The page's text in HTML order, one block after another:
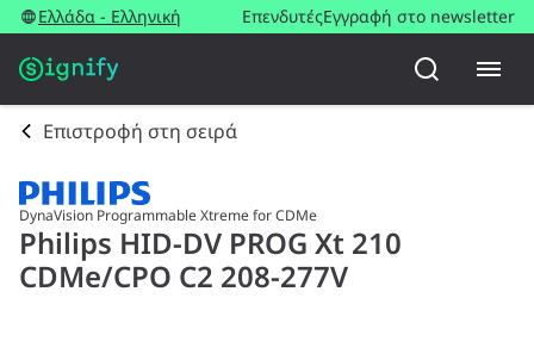
Ελλάδα - Ελληνική ΕπενδυτέςΕγγραφή στο newsletter
Επιστροφή στη σειρά
DynaVision Programmable Xtreme for CDMe
Philips HID-DV PROG Xt 210
CDMe/CPO C2 208-277V